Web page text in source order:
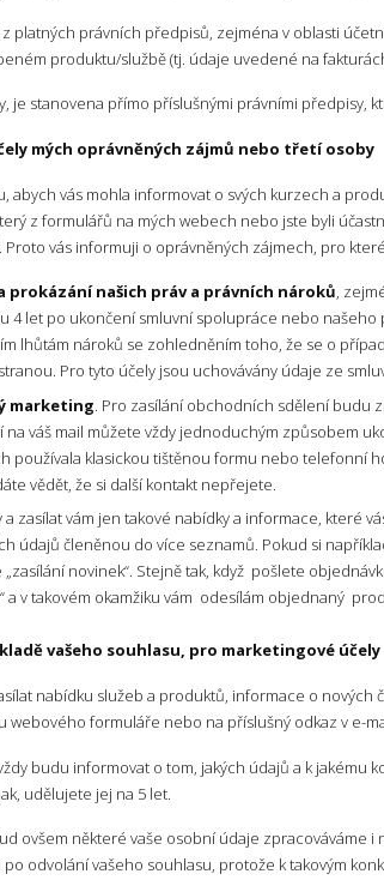
platných právních předpisů, zejména v oblasti
produktu/službě (tj. údaje uvedené na
je stanovena přímo příslušnými právními předpisy,
mých oprávněných zájmů nebo třetí osoby
abych vás mohla informovat o svých kurzech a
z formulářů na mých webech nebo jste byli
vás informuji o oprávněných zájmech, pro
prokázání našich práv a právních nároků,
4 let po ukončení smluvní spolupráce nebo
lhůtám nároků se zohledněním toho, že se o
Pro tyto účely jsou uchovávány údaje ze
marketing. Pro zasílání obchodních sdělení budu
váš mail můžete vždy jednoduchým způsobem
používala klasickou tištěnou formu nebo telefonní
vědět, že si další kontakt nepřejete.
zasílat vám jen takové nabídky a informace, které
údajů členěnou do více seznamů. Pokud si
novinek“. Stejně tak, když pošlete
a v takovém okamžiku vám odesílám objednaný
vašeho souhlasu, pro marketingové účely
nabídku služeb a produktů, informace o
webového formuláře nebo na příslušný odkaz v e-
budu informovat o tom, jakých údajů a k
udělujete jej na 5 let.
ovšem některé vaše osobní údaje zpracováváme
odvolání vašeho souhlasu, protože k takovým